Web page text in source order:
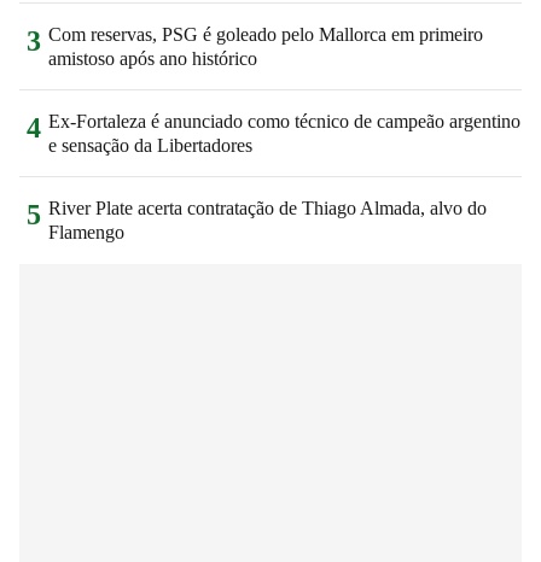
3 Com reservas, PSG é goleado pelo Mallorca em primeiro
amistoso após ano histórico
4 Ex-Fortaleza é anunciado como técnico de campeão argentino
e sensação da Libertadores
5 River Plate acerta contratação de Thiago Almada, alvo do
Flamengo